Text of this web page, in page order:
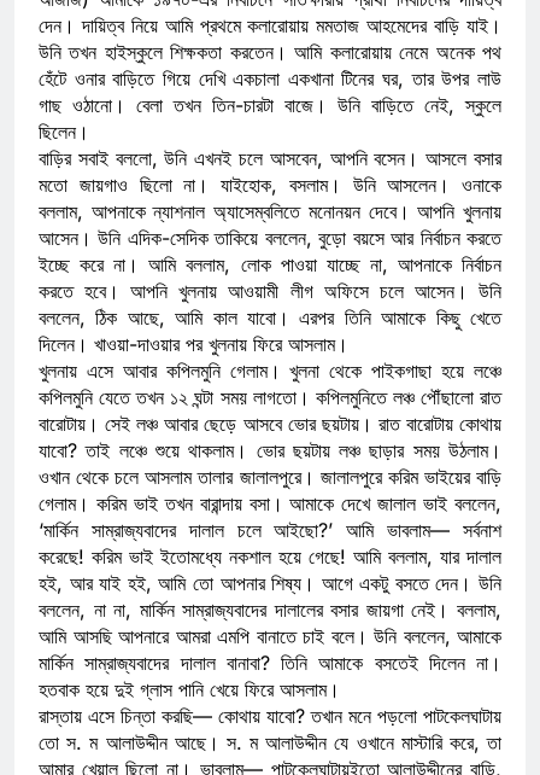
দেন। দায়িত্ব নিয়ে আমি প্রথমে কলারোয়ায় মমতাজ আহমেদের বাড়ি যাই।
উনি তখন হাইস্কুলে শিক্ষকতা করতেন। আমি কলারোয়ায় নেমে অনেক পথ
হেঁটে ওনার বাড়িতে গিয়ে দেখি একচালা একখানা টিনের ঘর, তার উপর লাউ
গাছ ওঠানো। বেলা তখন তিন-চারটা বাজে। উনি বাড়িতে নেই, স্কুলে
ছিলেন।
বাড়ির সবাই বললো, উনি এখনই চলে আসবেন, আপনি বসেন। আসলে বসার
মতো জায়গাও ছিলো না। যাইহোক, বসলাম। উনি আসলেন। ওনাকে
বললাম, আপনাকে ন্যাশনাল অ্যাসেম্বলিতে মনোনয়ন দেবে। আপনি খুলনায়
আসেন। উনি এদিক-সেদিক তাকিয়ে বললেন, বুড়ো বয়সে আর নির্বাচন করতে
ইচ্ছে করে না। আমি বললাম, লোক পাওয়া যাচ্ছে না, আপনাকে নির্বাচন
করতে হবে। আপনি খুলনায় আওয়ামী লীগ অফিসে চলে আসেন। উনি
বললেন, ঠিক আছে, আমি কাল যাবো। এরপর তিনি আমাকে কিছু খেতে
দিলেন। খাওয়া-দাওয়ার পর খুলনায় ফিরে আসলাম।
খুলনায় এসে আবার কপিলমুনি গেলাম। খুলনা থেকে পাইকগাছা হয়ে লঞ্চে
কপিলমুনি যেতে তখন ১২ ঘন্টা সময় লাগতো। কপিলমুনিতে লঞ্চ পৌঁছালো রাত
বারোটায়। সেই লঞ্চ আবার ছেড়ে আসবে ভোর ছয়টায়। রাত বারোটায় কোথায়
যাবো? তাই লঞ্চে শুয়ে থাকলাম। ভোর ছয়টায় লঞ্চ ছাড়ার সময় উঠলাম।
ওখান থেকে চলে আসলাম তালার জালালপুরে। জালালপুরে করিম ভাইয়ের বাড়ি
গেলাম। করিম ভাই তখন বারান্দায় বসা। আমাকে দেখে জালাল ভাই বললেন,
‘মার্কিন সাম্রাজ্যবাদের দালাল চলে আইছো?’ আমি ভাবলাম— সর্বনাশ
করেছে! করিম ভাই ইতোমধ্যে নকশাল হয়ে গেছে! আমি বললাম, যার দালাল
হই, আর যাই হই, আমি তো আপনার শিষ্য। আগে একটু বসতে দেন। উনি
বললেন, না না, মার্কিন সাম্রাজ্যবাদের দালালের বসার জায়গা নেই। বললাম,
আমি আসছি আপনারে আমরা এমপি বানাতে চাই বলে। উনি বললেন, আমাকে
মার্কিন সাম্রাজ্যবাদের দালাল বানাবা? তিনি আমাকে বসতেই দিলেন না।
হতবাক হয়ে দুই গ্লাস পানি খেয়ে ফিরে আসলাম।
রাস্তায় এসে চিন্তা করছি— কোথায় যাবো? তখান মনে পড়লো পাটকেলঘাটায়
তো স. ম আলাউদ্দীন আছে। স. ম আলাউদ্দীন যে ওখানে মাস্টারি করে, তা
আমার খেয়াল ছিলো না। ভাবলাম— পাটকেলঘাটায়ইতো আলাউদ্দীনের বাড়ি,